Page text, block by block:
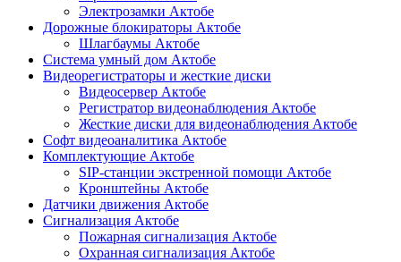
Электрозамки Актобе
Дорожные блокираторы Актобе
Шлагбаумы Актобе
Система умный дом Актобе
Видеорегистраторы и жесткие диски
Видеосервер Актобе
Регистратор видеонаблюдения Актобе
Жесткие диски для видеонаблюдения Актобе
Софт видеоаналитика Актобе
Комплектующие Актобе
SIP-станции экстренной помощи Актобе
Кронштейны Актобе
Датчики движения Актобе
Сигнализация Актобе
Пожарная сигнализация Актобе
Охранная сигнализация Актобе